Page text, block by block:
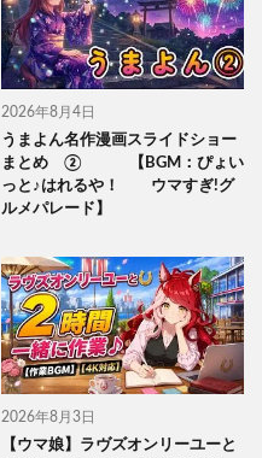
2026年8月4日
うまよん名作漫画スライドショー
まとめ ② 【BGM：ぴょい
っと♪はれるや！ ウマすぎ!グ
ルメパレード】
2026年8月3日
【ウマ娘】ラヴズオンリーユーと